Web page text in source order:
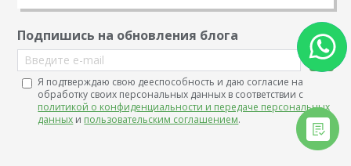
Подпишись на обновления блога
Введите e-mail
Я подтверждаю свою дееспособность и даю согласие на
обработку своих персональных данных в соответствии с
политикой о конфиденциальности и передаче персональных
данных и пользовательским соглашением.